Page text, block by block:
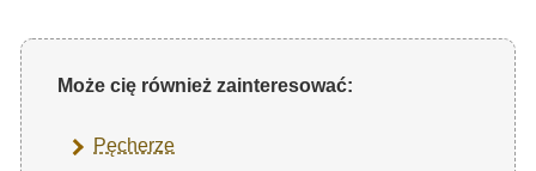
Może cię również zainteresować:
Pęcherze